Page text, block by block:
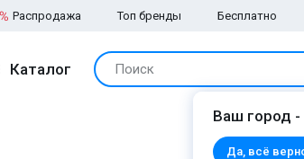
Распродажа Топ бренды Бесплатно
Каталог Поиск
Ваш город
Да, всё